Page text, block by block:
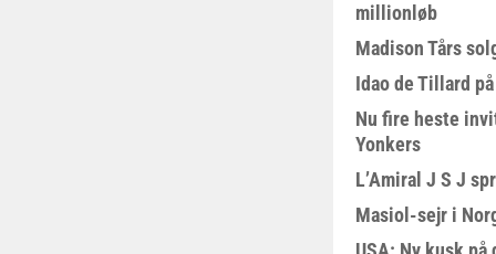
millionløb
Madison Tårs
Idao de Tillard
Nu fire heste
Yonkers
L’Amiral J S J
Masiol-sejr i